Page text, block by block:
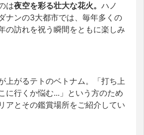
は夜空を彩る壮大な花火。 ハノ
ナンの3大都市では、毎年多くの
の訪れを祝う瞬間をともに楽しみ
上がるテトのベトナム。
「打ち上
に行くか悩む...」という方のため
アとその鑑賞場所をご紹介してい